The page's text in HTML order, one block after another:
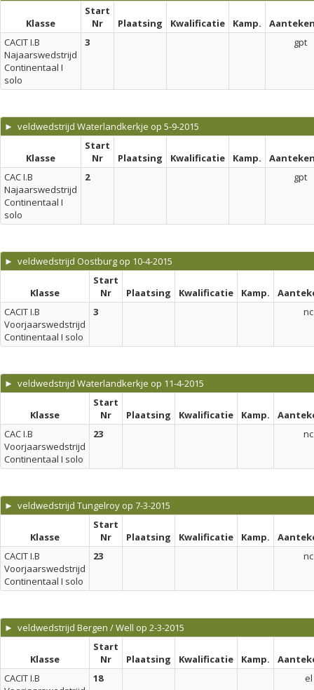
Klasse
Start
Nr
Plaatsing Kwalificatie Kamp.
CACIT I.B
Najaarswedstrijd
Continentaal I
solo
3 gpt
► veldwedstrijd Waterlandkerkje op 5-9-2015
Klasse
Start
Nr
Plaatsing Kwalificatie Kamp.
CAC I.B
Najaarswedstrijd
Continentaal I
solo
2 gpt
► veldwedstrijd Oostburg op 10-4-2015
Klasse
Start
Nr
Plaatsing Kwalificatie Kamp.
CACIT I.B
Voorjaarswedstrijd
Continentaal I solo
3 nc
► veldwedstrijd Waterlandkerkje op 11-4-2015
Klasse
Start
Nr
Plaatsing Kwalificatie Kamp.
CAC I.B
Voorjaarswedstrijd
Continentaal I solo
23 nc
► veldwedstrijd Tungelroy op 7-3-2015
Klasse
Start
Nr
Plaatsing Kwalificatie Kamp.
CACIT I.B
Voorjaarswedstrijd
Continentaal I solo
23 nc
► veldwedstrijd Bergen / Well op 2-3-2015
Klasse
Start
Nr
Plaatsing Kwalificatie Kamp.
CACIT I.B
18 el